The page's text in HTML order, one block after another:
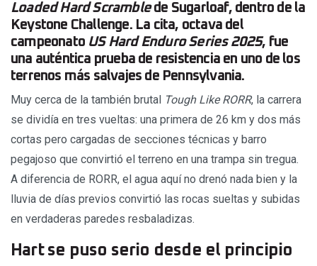
Loaded Hard Scramblede Sugarloaf, dentro de la
Keystone Challenge. La cita, octava del
campeonato US Hard Enduro Series 2025, fue
una auténtica prueba de resistencia en uno de los
terrenos más salvajes de Pennsylvania.
Muy cerca de la también brutal Tough Like RORR, la carrera
se dividía en tres vueltas: una primera de 26 km y dos más
cortas pero cargadas de secciones técnicas y barro
pegajoso que convirtió el terreno en una trampa sin tregua.
A diferencia de RORR, el agua aquí no drenó nada bien y la
lluvia de días previos convirtió las rocas sueltas y subidas
en verdaderas paredes resbaladizas.
Hart se puso serio desde el principio